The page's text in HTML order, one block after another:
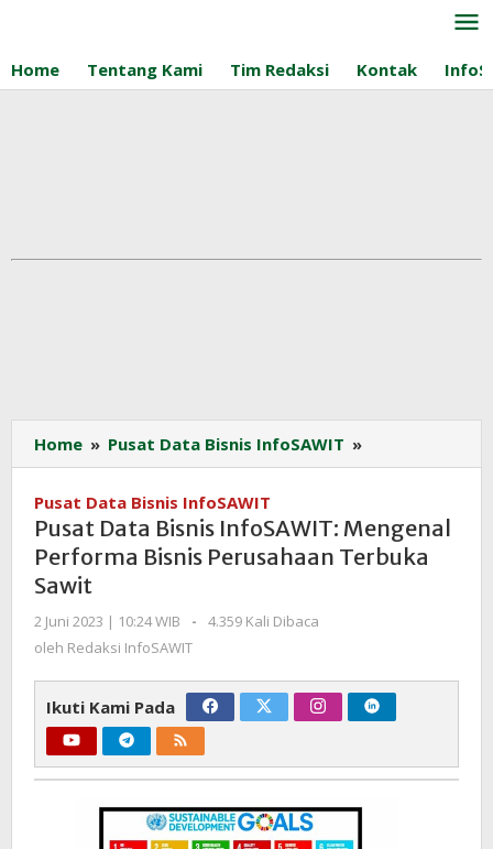
konten
Home Tentang Kami Tim Redaksi Kontak
Home » Pusat Data Bisnis InfoSAWIT »
Data
InfoSAWIT:
Mengenal
Performa
Pusat Data Bisnis InfoSAWIT
Pusat Data Bisnis InfoSAWIT: Mengenal
Performa Bisnis Perusahaan Terbuka
Sawit
2 Juni 2023 | 10:24 WIB
oleh
Redaksi
-
4.359 Kali Dibaca
oleh Redaksi InfoSAWIT
Ikuti Kami Pada